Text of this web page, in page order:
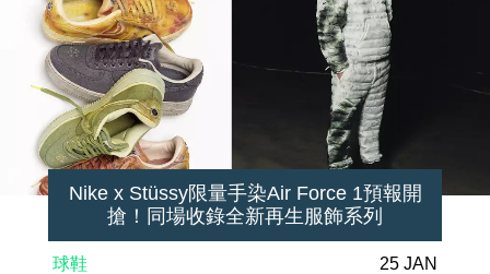
Nike x Stüssy限量手染Air Force 1預報開
搶！同場收錄全新再生服飾系列
球鞋 25 JAN